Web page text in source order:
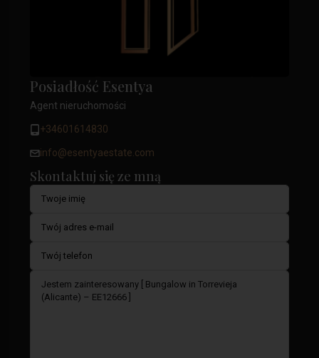
Posiadłość Esentya
Agent nieruchomości
+34601614830
info@esentyaestate.com
Skontaktuj się ze mną